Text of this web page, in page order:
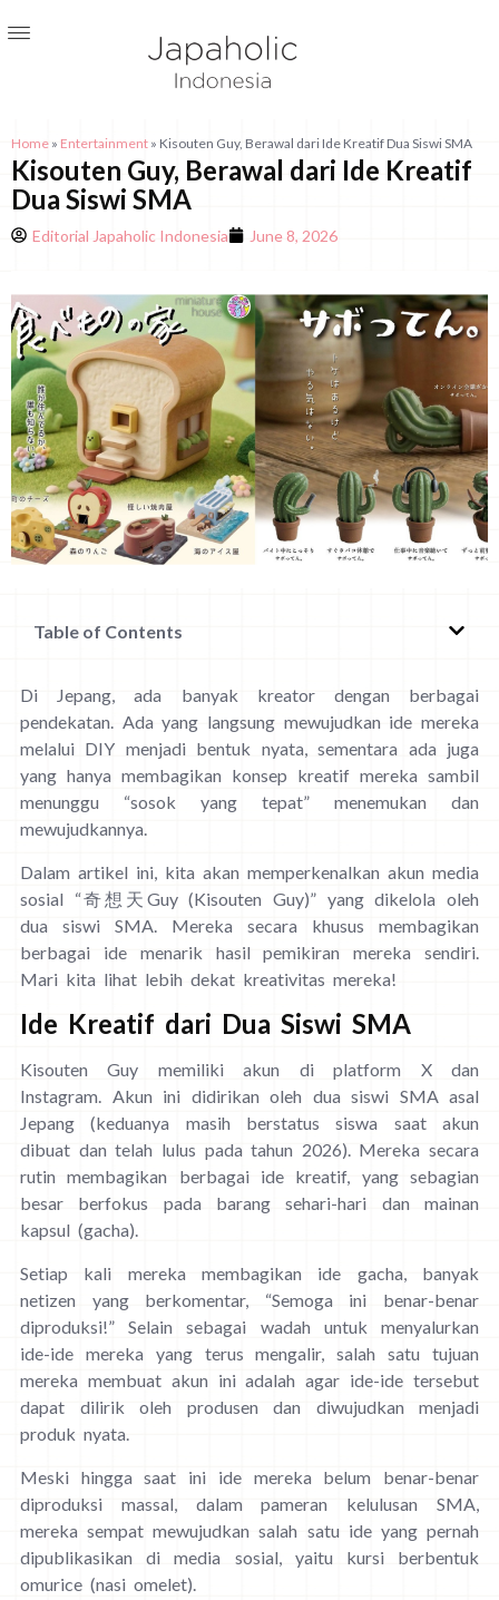
Home » Entertainment » Kisouten Guy, Berawal dari Ide Kreatif Dua Siswi SMA
Kisouten Guy, Berawal dari Ide Kreatif
Dua Siswi SMA
Editorial Japaholic Indonesia June 8, 2026
Table of Contents
Di Jepang, ada banyak kreator dengan berbagai
pendekatan. Ada yang langsung mewujudkan ide mereka
melalui DIY menjadi bentuk nyata, sementara ada juga
yang hanya membagikan konsep kreatif mereka sambil
menunggu “sosok yang tepat” menemukan dan
mewujudkannya.
Dalam artikel ini, kita akan memperkenalkan akun media
sosial “奇想天Guy (Kisouten Guy)” yang dikelola oleh
dua siswi SMA. Mereka secara khusus membagikan
berbagai ide menarik hasil pemikiran mereka sendiri.
Mari kita lihat lebih dekat kreativitas mereka!
Ide Kreatif dari Dua Siswi SMA
Kisouten Guy memiliki akun di platform X dan
Instagram. Akun ini didirikan oleh dua siswi SMA asal
Jepang (keduanya masih berstatus siswa saat akun
dibuat dan telah lulus pada tahun 2026). Mereka secara
rutin membagikan berbagai ide kreatif, yang sebagian
besar berfokus pada barang sehari-hari dan mainan
kapsul (gacha).
Setiap kali mereka membagikan ide gacha, banyak
netizen yang berkomentar, “Semoga ini benar-benar
diproduksi!” Selain sebagai wadah untuk menyalurkan
ide-ide mereka yang terus mengalir, salah satu tujuan
mereka membuat akun ini adalah agar ide-ide tersebut
dapat dilirik oleh produsen dan diwujudkan menjadi
produk nyata.
Meski hingga saat ini ide mereka belum benar-benar
diproduksi massal, dalam pameran kelulusan SMA,
mereka sempat mewujudkan salah satu ide yang pernah
dipublikasikan di media sosial, yaitu kursi berbentuk
omurice (nasi omelet).